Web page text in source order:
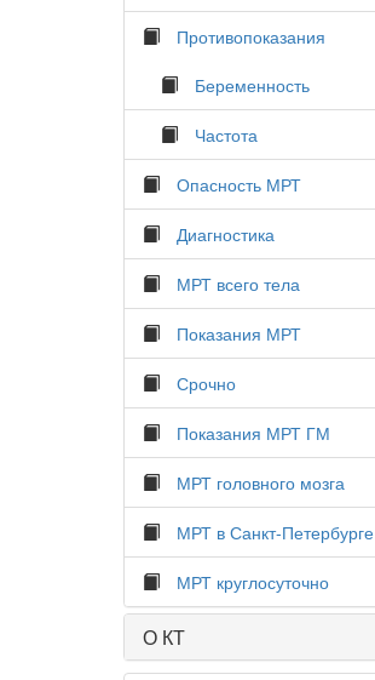
Противопоказания
Беременность
Частота
Опасность МРТ
Диагностика
МРТ всего тела
Показания МРТ
Срочно
Показания МРТ ГМ
МРТ головного мозга
МРТ в Санкт-Петербурге
МРТ круглосуточно
О КТ